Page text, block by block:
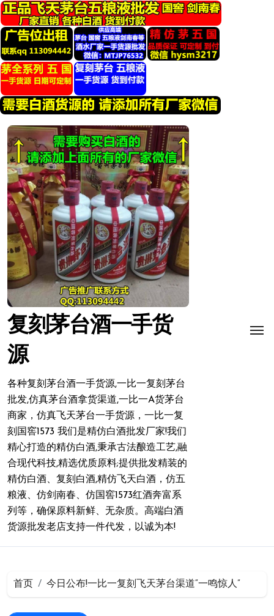
转
到
内
容
复刻茅台酒一手货
源
各种复刻茅台酒一手货源,一比一复刻茅台
批发,仿真茅台酒拿货渠道,一比一A货茅台
商家，仿真飞天茅台一手货源，一比一复
刻国窖1573 我们是精仿白酒批发厂家!我们
精心打造的精仿白酒,秉承古法酿造工艺,融
合现代科技,精选优质原料;提供批发精装的
精仿白酒、复刻白酒,精仿飞天白酒，仿五
粮液、仿剑南春、仿国窖1573红酒奔富系
列等，确保原料新鲜、无杂质。高端白酒
货源批发老店支持一件代发，以诚为本!
首页 今日公布!一比一复刻飞天茅台渠道“一鸣惊人”